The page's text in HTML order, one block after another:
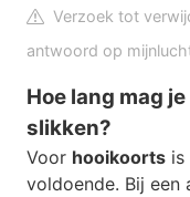
Verzoek tot
antwoord op
Hoe lang mag
slikken?
Voor hooikoorts is
voldoende. Bij een